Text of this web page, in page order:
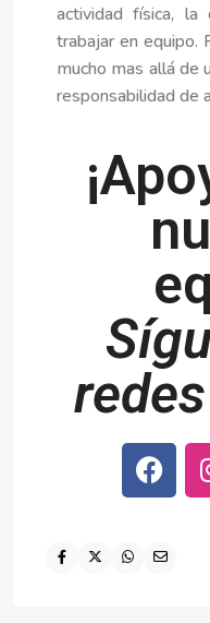
actividad física, la
trabajar en equipo.
mucho mas allá de
responsabilidad de